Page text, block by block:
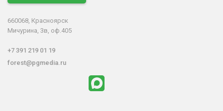
660068, Красноярск
Мичурина, 3в, оф.405
+7 391 219 01 19
forest@pgmedia.ru